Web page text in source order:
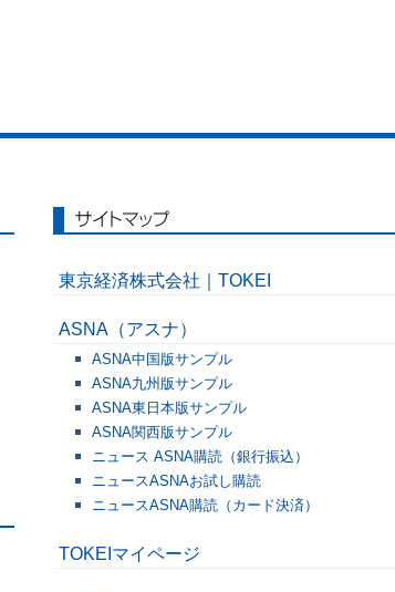
東京経済株式会社｜TOKEI
ASNA（アスナ）
ASNA中国版サンプル
ASNA九州版サンプル
ASNA東日本版サンプル
ASNA関西版サンプル
ニュース ASNA購読（銀行振込）
ニュースASNAお試し購読
ニュースASNA購読（カード決済）
TOKEIマイページ